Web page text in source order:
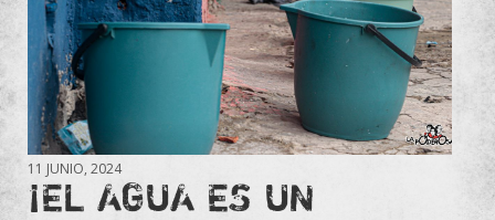
11 JUNIO, 2024
¡EL AGUA ES UN